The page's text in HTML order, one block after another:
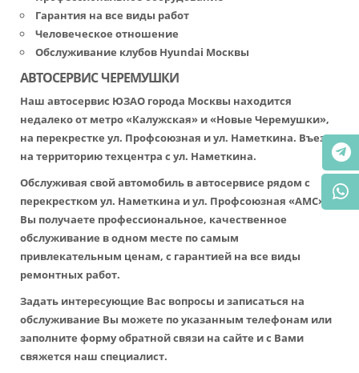
Гарантия на все виды работ
Человеческое отношение
Обслуживание клубов Hyundai Москвы
АВТОСЕРВИС ЧЕРЕМУШКИ
Наш автосервис ЮЗАО города Москвы находится
недалеко от метро «Калужская» и «Новые Черемушки»,
на перекрестке ул. Профсоюзная и ул. Наметкина. Въезд
на территорию техцентра с ул. Наметкина.
Обслуживая свой автомобиль в автосервисе рядом с
перекрестком ул. Наметкина и ул. Профсоюзная «АМС»
Вы получаете профессиональное, качественное
обслуживание в одном месте по самым
привлекательным ценам, с гарантией на все виды
ремонтных работ.
Задать интересующие Вас вопросы и записаться на
обслуживание Вы можете по указанным телефонам или
заполните форму обратной связи на сайте и с Вами
свяжется наш специалист.